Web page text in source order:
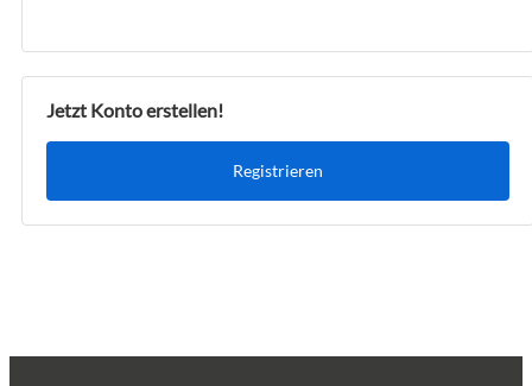
Jetzt Konto erstellen!
Registrieren